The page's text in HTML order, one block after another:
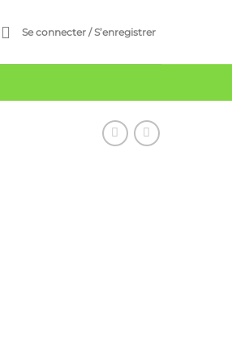
Se connecter / S’enregistrer